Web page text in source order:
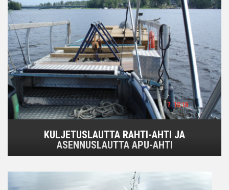
KULJETUSLAUTTA RAHTI-AHTI JA
ASENNUSLAUTTA APU-AHTI